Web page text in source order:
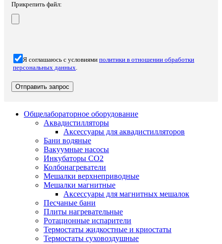
Прикрепить файл:
Я соглашаюсь с условиями политики в отношении обработки
персональных данных.
Общелабораторное оборудование
Аквадистилляторы
Аксессуары для аквадистилляторов
Бани водяные
Вакуумные насосы
Инкубаторы CO2
Колбонагреватели
Мешалки верхнеприводные
Мешалки магнитные
Аксессуары для магнитных мешалок
Песчаные бани
Плиты нагревательные
Ротационные испарители
Термостаты жидкостные и криостаты
Термостаты суховоздушные